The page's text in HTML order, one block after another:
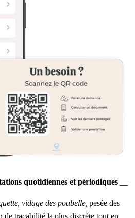
quotidiennes et périodiques
vidage des poubelle, pesée des